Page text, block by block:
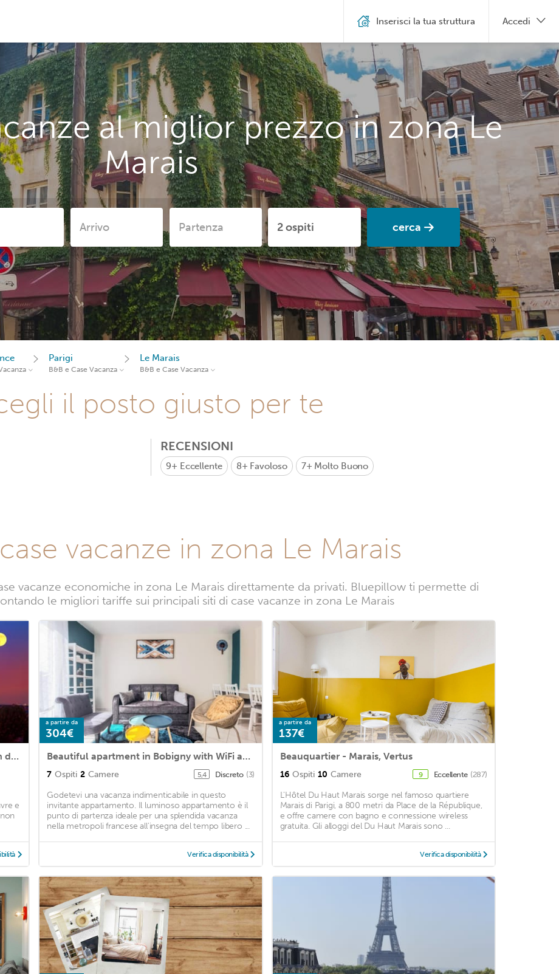
al miglior prezzo in zona Le
Marais
cerca
Inserisci la tua struttura Accedi
Parigi
B&B e Case Vacanza
Le Marais
B&B e Case Vacanza
il posto giusto per te
RECENSIONI
9+ Eccellente 8+ Favoloso 7+ Molto Buono
vacanze in zona Le Marais
vacanze economiche in zona Le Marais direttamente da privati. Bluepillow ti permette di
le migliori tariffe sui principali siti di case vacanze in zona Le Marais
Eiffel Tower view + terrace Saint Germain des Pres
e
a partire da
304€
Beautiful apartment in Bobigny with WiFi and 2 Bedrooms
7 Ospiti 2 Camere 5,4 Discreto (3)
Godetevi una vacanza indimenticabile in questo
invitante appartamento. Il luminoso appartamento è il
punto di partenza ideale per una splendida vacanza
nella metropoli francese all'insegna del tempo libero ...
Verifica disponibilità
a partire da
137€
Beauquartier - Marais, Vertus
16 Ospiti 10 Camere 9 Eccellente (287)
L'Hôtel Du Haut Marais sorge nel famoso quartiere
Marais di Parigi, a 800 metri da Place de la République,
e offre camere con bagno e connessione wireless
gratuita. Gli alloggi del Du Haut Marais sono ...
Verifica disponibilità